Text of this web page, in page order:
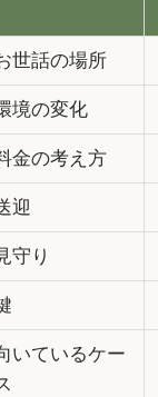
世話の場所
境の変化
金の考え方
迎
守り
いているケー